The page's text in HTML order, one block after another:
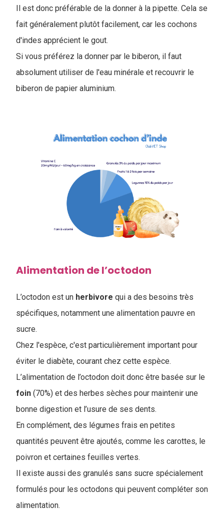
Il est donc préférable de la donner à la pipette. Cela se
fait généralement plutôt facilement, car les cochons
d'indes apprécient le gout.
Si vous préférez la donner par le biberon, il faut
absolument utiliser de l'eau minérale et recouvrir le
biberon de papier aluminium.
Alimentation de l’octodon
L’octodon est un herbivore qui a des besoins très
spécifiques, notamment une alimentation pauvre en
sucre.
Chez l'espèce, c'est particulièrement important pour
éviter le diabète, courant chez cette espèce.
L’alimentation de l’octodon doit donc être basée sur le
foin (70%) et des herbes sèches pour maintenir une
bonne digestion et l’usure de ses dents.
En complément, des légumes frais en petites
quantités peuvent être ajoutés, comme les carottes, le
poivron et certaines feuilles vertes.
Il existe aussi des granulés sans sucre spécialement
formulés pour les octodons qui peuvent compléter son
alimentation.